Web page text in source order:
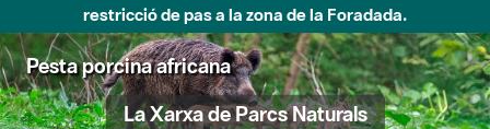
restricció de pas a la zona de la Foradada.
Pesta porcina africana
La Xarxa de Parcs Naturals